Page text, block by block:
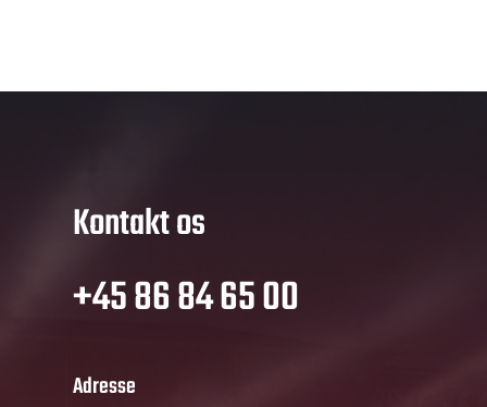
Kontakt os
+45 86 84 65 00
Adresse